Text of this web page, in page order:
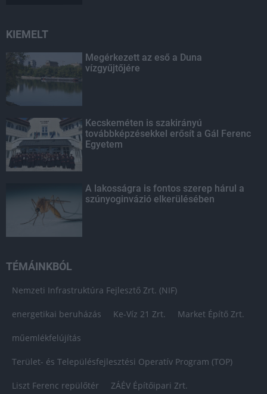
KIEMELT
Megérkezett az eső a Duna
vízgyűjtőjére
Kecskeméten is szakirányú
továbbképzésekkel erősít a Gál Ferenc
Egyetem
A lakosságra is fontos szerep hárul a
szúnyoginvázió elkerülésében
TÉMÁINKBÓL
Nemzeti Infrastruktúra Fejlesztő Zrt. (NIF)
energetikai beruházás Ke-Víz 21 Zrt. Market Építő Zrt.
műemlékfelújítás
Terület- és Településfejlesztési Operatív Program (TOP)
Liszt Ferenc repülőtér ZÁÉV Építőipari Zrt.